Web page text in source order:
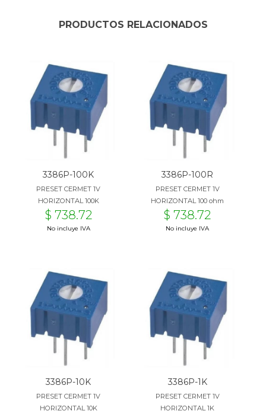
PRODUCTOS RELACIONADOS
3386P-100K
PRESET CERMET 1V
HORIZONTAL 100K
$ 738.72
No incluye IVA
3386P-100R
PRESET CERMET 1V
HORIZONTAL 100 ohm
$ 738.72
No incluye IVA
3386P-10K
PRESET CERMET 1V
HORIZONTAL 10K
3386P-1K
PRESET CERMET 1V
HORIZONTAL 1K